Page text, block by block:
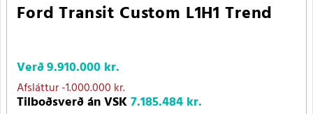
Ford Transit Custom L1H1 Trend
Verð9.910.000 kr.
Afsláttur-1.000.000 kr.
Tilboðsverð án VSK7.185.484 kr.